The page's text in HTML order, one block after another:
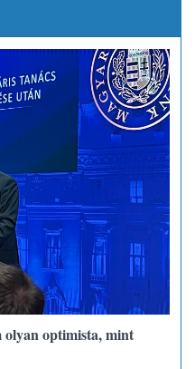
olyan optimista, mint